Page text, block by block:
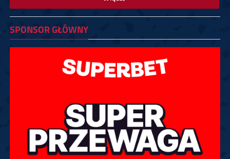
SPONSOR GŁÓWNY